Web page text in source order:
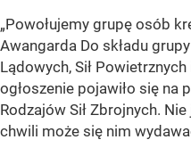
„Powołujemy grupę osób
Awangarda Do składu
Lądowych, Sił
ogłoszenie pojawiło się na
Rodzajów Sił Zbrojnych.
chwili może się nim